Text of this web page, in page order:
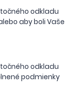
odkladu
aby boli Vaše
odkladu
podmienky